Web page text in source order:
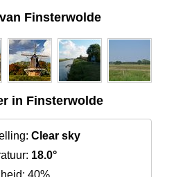
Finsterwolde
in Finsterwolde
Clear sky
18.0°